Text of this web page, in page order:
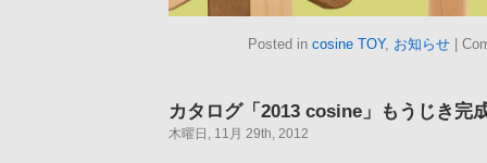
Posted in cosine TOY, お知らせ
カタログ「2013 cosine」もうじき完
木曜日, 11月 29th, 2012